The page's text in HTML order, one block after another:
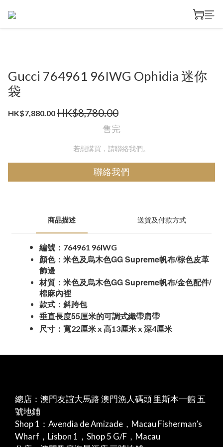
Gucci 764961 96IWG Ophidia 迷你
袋
HK$7,880.00 HK$8,780.00
售完
若想購買，請聯絡我們。
聯絡我們
商品描述 送貨及付款方式
編號： 764961 96IWG
顏色：米色及烏木色GG Supreme帆布/棕色皮革
飾邊
材質：米色及烏木色GG Supreme帆布/金色配件/
棉麻內裡
款式：斜跨包
垂直長度55厘米的可調式織帶肩帶
尺寸：寬22厘米x 高13厘米x 深4厘米
總店：澳門友誼大馬路 澳門漁人碼頭 里斯本一館 五
號地鋪
Shop 1：Avendia de Amizade，Macau Fisherman’s
Wharf，Lisbon 1，Shop 5 G/F，Macau